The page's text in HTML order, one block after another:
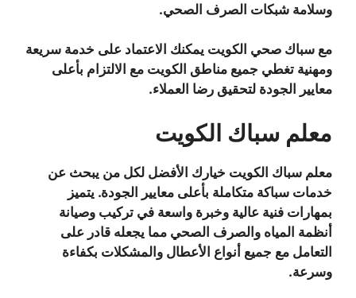
وسلامة شبكات الصرف الصحي.
مع سباك صحي الكويت يمكنك الاعتماد على خدمة سريعة
ومهنية تغطي جميع مناطق الكويت مع الالتزام بأعلى
معايير الجودة لتحقيق رضا العملاء.
معلم سباك الكويت
معلم سباك الكويت خيارك الأفضل لكل من يبحث عن
خدمات سباكة متكاملة بأعلى معايير الجودة. يتميز
بمهارات فنية عالية وخبرة واسعة في تركيب وصيانة
أنظمة المياه والصرف الصحي مما يجعله قادر على
التعامل مع جميع أنواع الأعطال والمشكلات بكفاءة
وسرعة.